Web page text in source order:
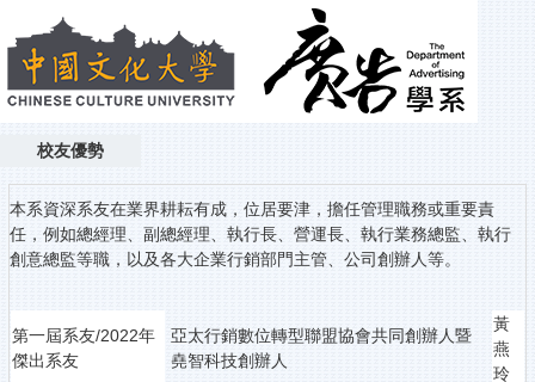
校友優勢
本系資深系友在業界耕耘有成，位居要津，擔任管理職務或重要責
任，例如總經理、副總經理、執行長、營運長、執行業務總監、執行
創意總監等職，以及各大企業行銷部門主管、公司創辦人等。
第一屆系友/2022年
傑出系友
亞太行銷數位轉型聯盟協會共同創辦人暨
堯智科技創辦人
黃
燕
玲